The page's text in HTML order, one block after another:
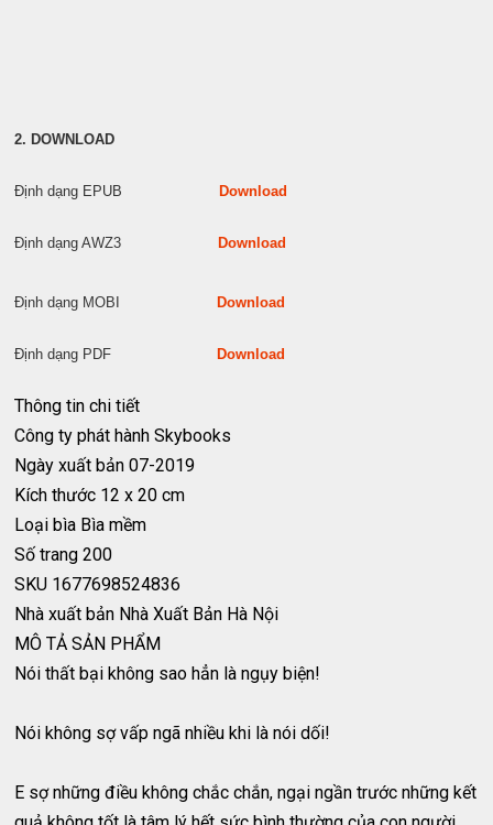
2. DOWNLOAD
Định dạng EPUB Download
Định dạng AWZ3 Download
Định dạng MOBI Download
Định dạng PDF Download
Thông tin chi tiết
Công ty phát hành Skybooks
Ngày xuất bản 07-2019
Kích thước 12 x 20 cm
Loại bìa Bìa mềm
Số trang 200
SKU 1677698524836
Nhà xuất bản Nhà Xuất Bản Hà Nội
MÔ TẢ SẢN PHẨM
Nói thất bại không sao hẳn là ngụy biện!
Nói không sợ vấp ngã nhiều khi là nói dối!
E sợ những điều không chắc chắn, ngại ngần trước những kết